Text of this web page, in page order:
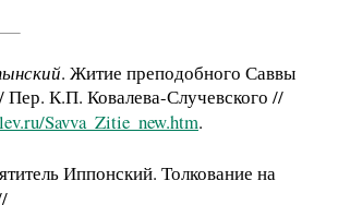
. Житие преподобного Саввы
Пер. К.П. Ковалева-Случевского //
Savva_Zitie_new.htm.
Иппонский. Толкование на